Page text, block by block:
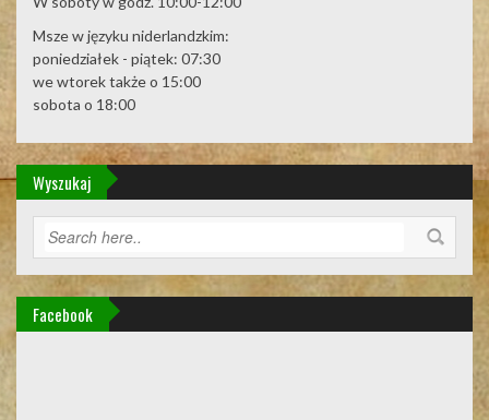
Msze w języku niderlandzkim:
poniedziałek - piątek: 07:30
we wtorek także o 15:00
sobota o 18:00
Wyszukaj
Facebook